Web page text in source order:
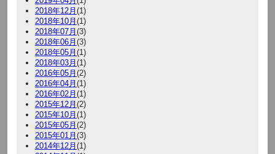
2018年12月(1)
2018年10月(1)
2018年07月(3)
2018年06月(3)
2018年05月(1)
2018年03月(1)
2016年05月(2)
2016年04月(1)
2016年02月(1)
2015年12月(2)
2015年10月(1)
2015年05月(2)
2015年01月(3)
2014年12月(1)